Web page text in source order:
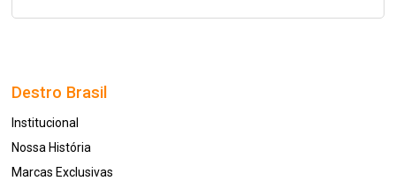
Destro Brasil
Institucional
Nossa História
Marcas Exclusivas